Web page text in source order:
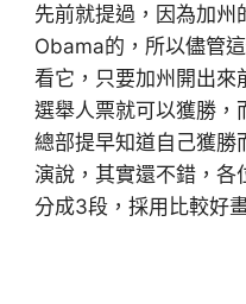
先前就提過，因為加州
Obama的，所以儘管
看它，只要加州開出
選舉人票就可以獲勝
總部提早知道自己獲勝
演說，其實還不錯，各
分成3段，採用比較好